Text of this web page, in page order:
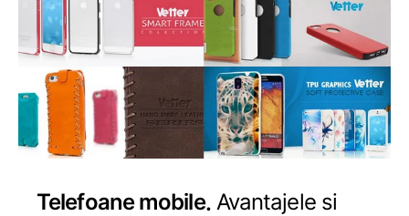
Telefoane mobile Avantajele si